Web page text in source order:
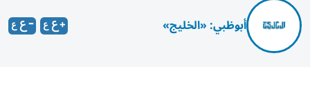
أبوظبي: «الخليج»